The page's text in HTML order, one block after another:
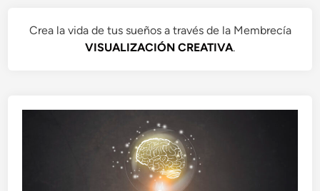
Crea la vida de tus sueños a través de la Membrecía
VISUALIZACIÓN CREATIVA.